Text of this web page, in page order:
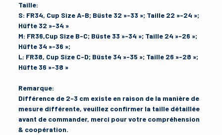
Taille:
S: FR34, Cup Size A-B; Büste 32 »-33 »; Taille 22 »-24 »;
Hüfte 32 »-34 »
M: FR36,Cup Size B-C; Büste 33 »-34 »; Taille 24 »-26 »;
Hüfte 34 »-36 »;
L: FR38, Cup Size C-D; Büste 34 »-35 »; Taille 26 »-28 »;
Hüfte 36 »-38 »
Remarque:
Différence de 2-3 cm existe en raison de la manière de
mesure différente, veuillez confirmer la taille détaillée
avant de commander, merci pour votre compréhension
& coopération.